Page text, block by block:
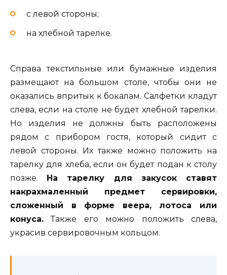
с левой стороны;
на хлебной тарелке.
Справа текстильные или бумажные изделия
размещают на большом столе, чтобы они не
оказались впритык к бокалам. Салфетки кладут
слева, если на столе не будет хлебной тарелки.
Но изделия не должны быть расположены
рядом с прибором гостя, который сидит с
левой стороны. Их также можно положить на
тарелку для хлеба, если он будет подан к столу
позже. На тарелку для закусок ставят
накрахмаленный предмет сервировки,
сложенный в форме веера, лотоса или
конуса. Также его можно положить слева,
украсив сервировочным кольцом.